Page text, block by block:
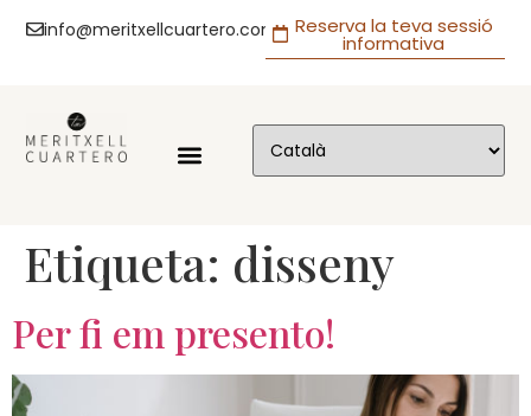
info@meritxellcuartero.com Reserva la teva sessió
informativa
Etiqueta: disseny
Per fi em presento!